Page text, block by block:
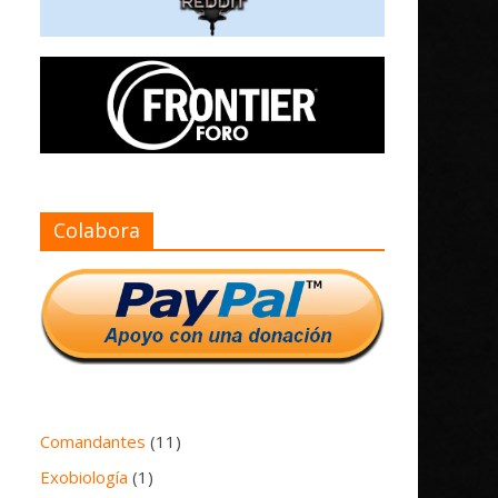
Colabora
Comandantes (11)
Exobiología (1)